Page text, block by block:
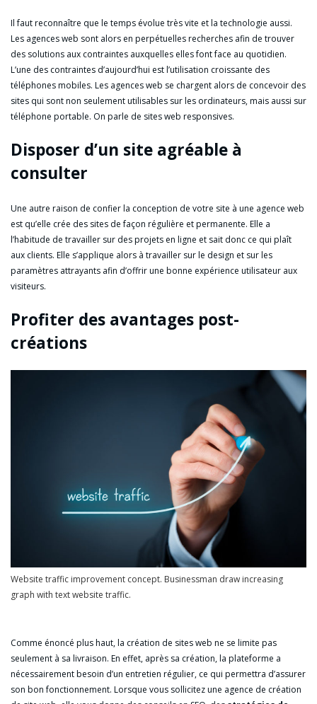
Il faut reconnaître que le temps évolue très vite et la technologie aussi.
Les agences web sont alors en perpétuelles recherches afin de trouver
des solutions aux contraintes auxquelles elles font face au quotidien.
L’une des contraintes d’aujourd’hui est l’utilisation croissante des
téléphones mobiles. Les agences web se chargent alors de concevoir des
sites qui sont non seulement utilisables sur les ordinateurs, mais aussi sur
téléphone portable. On parle de sites web responsives.
Disposer d’un site agréable à
consulter
Une autre raison de confier la conception de votre site à une agence web
est qu’elle crée des sites de façon régulière et permanente. Elle a
l’habitude de travailler sur des projets en ligne et sait donc ce qui plaît
aux clients. Elle s’applique alors à travailler sur le design et sur les
paramètres attrayants afin d’offrir une bonne expérience utilisateur aux
visiteurs.
Profiter des avantages post-
créations
Website traffic improvement concept. Businessman draw increasing
graph with text website traffic.
Comme énoncé plus haut, la création de sites web ne se limite pas
seulement à sa livraison. En effet, après sa création, la plateforme a
nécessairement besoin d’un entretien régulier, ce qui permettra d’assurer
son bon fonctionnement. Lorsque vous sollicitez une agence de création